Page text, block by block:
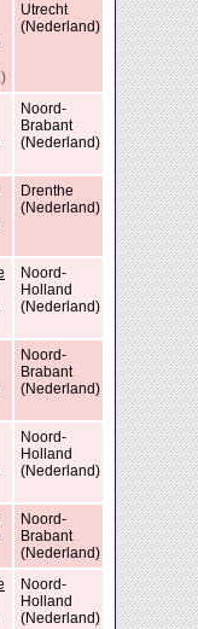
Utrecht
(Nederland)
Noord-
Brabant
(Nederland)
Drenthe
(Nederland)
Noord-
Holland
(Nederland)
Noord-
Brabant
(Nederland)
Noord-
Holland
(Nederland)
Noord-
Brabant
(Nederland)
Noord-
Holland
(Nederland)